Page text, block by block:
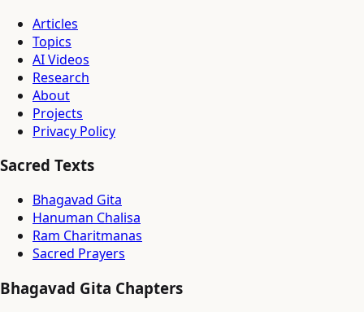
Articles
Topics
AI Videos
Research
About
Projects
Privacy Policy
Sacred Texts
Bhagavad Gita
Hanuman Chalisa
Ram Charitmanas
Sacred Prayers
Bhagavad Gita Chapters